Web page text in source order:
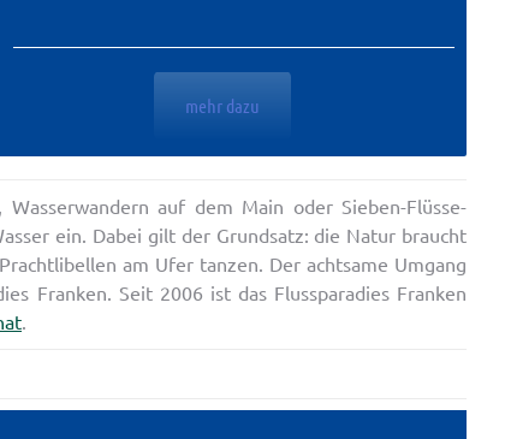
mehr dazu
Wasserwandern auf dem Main oder Sieben-Flüsse-
ein. Dabei gilt der Grundsatz: die Natur braucht
am Ufer tanzen. Der achtsame Umgang
Franken. Seit 2006 ist das Flussparadies Franken